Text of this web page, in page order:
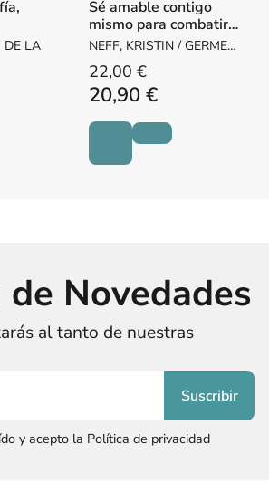
DE LA
Sé amable contigo
mismo para combatir
el estrés
NEFF, KRISTIN / GERMER,
CHRISTOPHER K.
22,00 €
20,90 €
Novedades
al tanto de nuestras
y acepto la Política de privacidad